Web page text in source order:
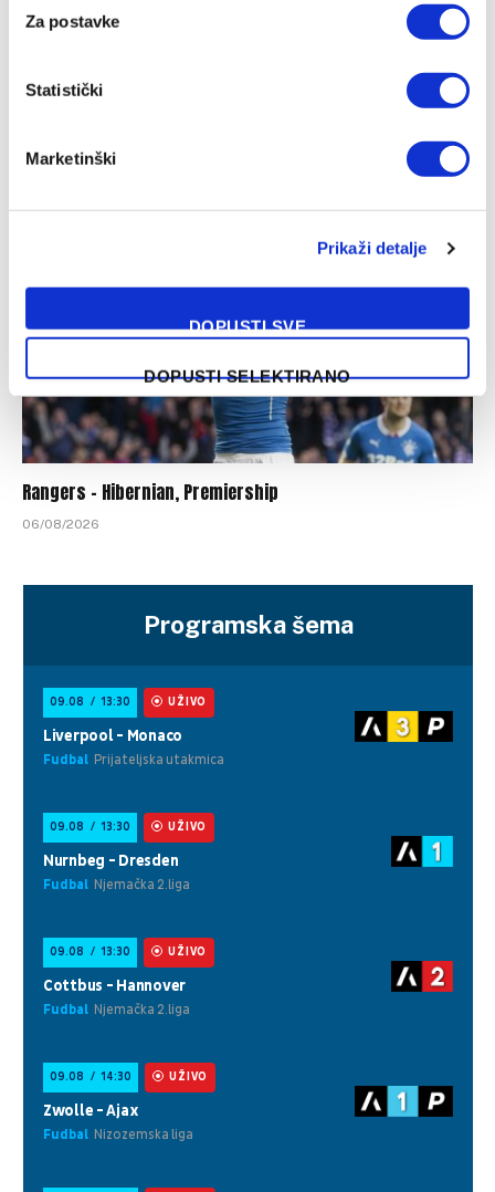
Za postavke
Statistički
Marketinški
Prikaži detalje
DOPUSTI SVE
DOPUSTI SELEKTIRANO
Rangers – Hibernian, Premiership
06/08/2026
Programska šema